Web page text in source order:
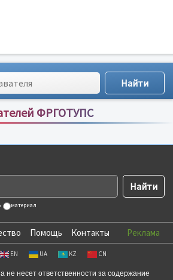
ФРГОТУПС
Сортировка по:имени;рейтингу;отзывам
материал
Помощь Контакты Реклама
EN UA KZ CN
не несет ответственности за содержание